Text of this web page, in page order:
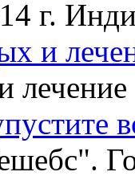
г.
и
лечение